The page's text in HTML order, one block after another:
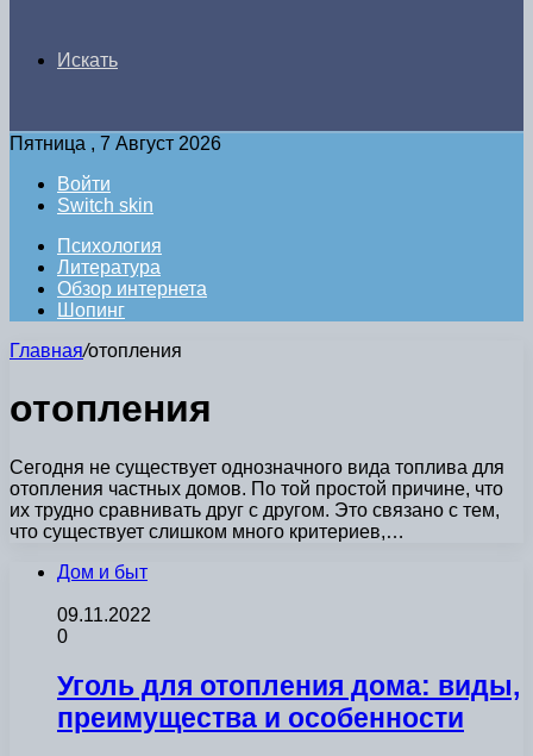
Искать
Пятница , 7 Август 2026
Войти
Switch skin
Психология
Литература
Обзор интернета
Шопинг
Главная/отопления
отопления
Сегодня не существует однозначного вида топлива для
отопления частных домов. По той простой причине, что
их трудно сравнивать друг с другом. Это связано с тем,
что существует слишком много критериев,…
Дом и быт
09.11.2022
0
Уголь для отопления дома: виды,
преимущества и особенности